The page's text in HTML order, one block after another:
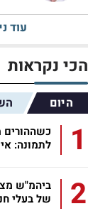
עוד
הכי נקראות
היום
1
כשההורים
לתמונה:
2
ביהמ"ש
של בעלי